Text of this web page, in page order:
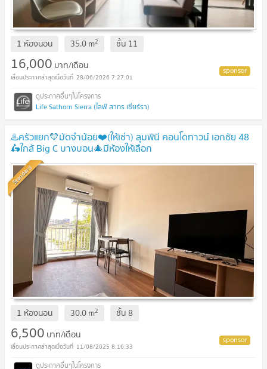
1 ห้องนอน 35.0m2 ชั้น 11
16,000 บาท/เดือน
28/06/2026 7:27:01
Life Sathorn Sierra (ไลฟ์ สาทร เซียร์รา)
♨️ครัวแยก​💛มัดจำน้อย❤️(ให้เช่า) ลุมพินี คอนโดทาวน์ เอกชัย 48​​
🛵ใกล้ Big C บางบอน​🎄มีห้องให้เลือก
Standard
1 ห้องนอน 30.0m2 ชั้น 8
6,500 บาท/เดือน
11/08/2025 8:16:33